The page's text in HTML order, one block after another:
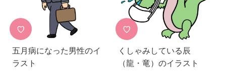
♡
五月病になった男性のイ
ラスト
♡
くしゃみしている辰
（龍・竜）のイラスト